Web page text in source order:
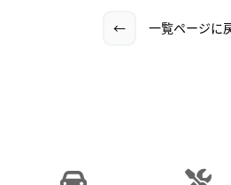
← 一覧ページに